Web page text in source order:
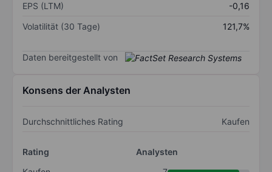
EPS (LTM)
-0,16
Volatilität (30 Tage)
121,7%
Daten bereitgestellt von
Konsens der Analysten
Durchschnittliches Rating Kaufen
Rating
Analysten